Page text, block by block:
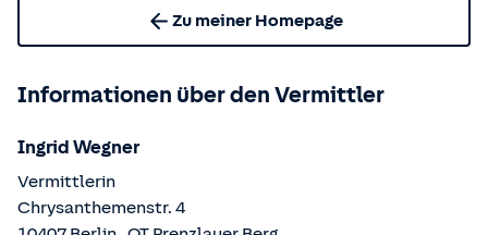
Zu meiner Homepage
Informationen über den Vermittler
Ingrid Wegner
Vermittlerin
Chrysanthemenstr. 4